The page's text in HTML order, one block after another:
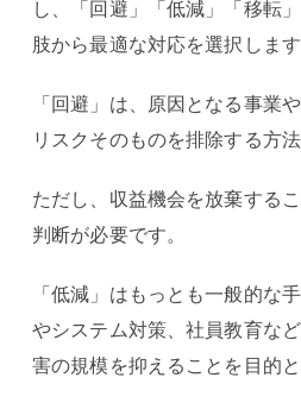
し、「回避」「低減」「移転
肢から最適な対応を選択します
「回避」は、原因となる事業
リスクそのものを排除する方法
ただし、収益機会を放棄する
判断が必要です。
「低減」はもっとも一般的な
やシステム対策、社員教育な
害の規模を抑えることを目的と